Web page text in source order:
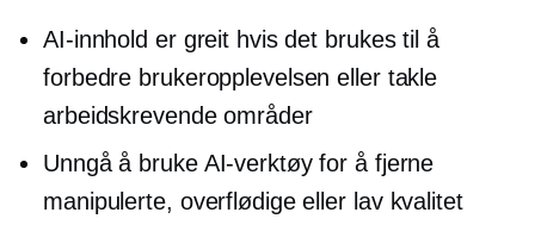
AI-innhold er greit hvis det brukes til å
forbedre brukeropplevelsen eller takle
arbeidskrevendeområder
Unngå å bruke AI-verktøy for å fjerne
manipulerte, overflødige eller lav kvalitet